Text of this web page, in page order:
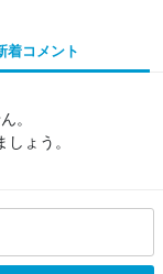
着コメント
。
ょう。